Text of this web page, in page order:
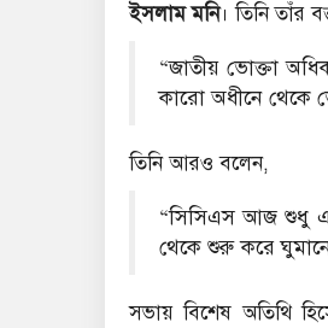
ইসলাম মনি। তিনি তাঁর
“জাতীয় ভোক্তা
কারো অধীনে থেকে
তিনি আরও বলেন,
“সিসিএস আজ শুধু
থেকে শুরু করে
সভায় বিশেষ অতিথি